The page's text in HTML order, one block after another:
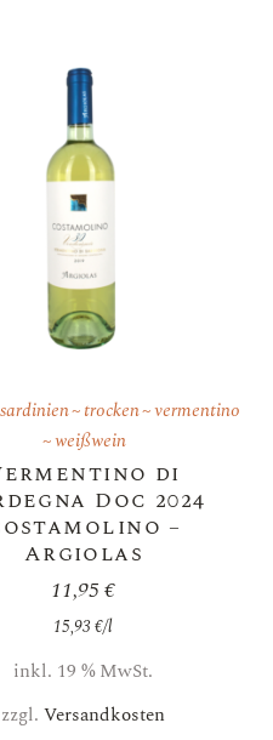
sardinien trocken vermentino
weißwein
di
Doc 2024
–
Argiolas
11,95€
15,93€/l
inkl. 19 % MwSt.
zzgl.Versandkosten